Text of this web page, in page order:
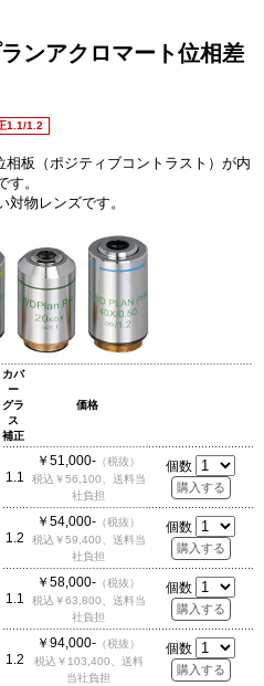
ンアクロマート位相差
1.1/1.2
板（ポジティブコントラスト）が内
。
物レンズです。
カバ
ー
グラ
ス
補正
価格
1.1
￥51,000- （税抜）
税込￥56,100、送料当
社負担
個数
1.2
￥54,000- （税抜）
税込￥59,400、送料当
社負担
個数
1.1
￥58,000- （税抜）
税込￥63,800、送料当
社負担
個数
1.2
￥94,000- （税抜）
税込￥103,400、送料
当社負担
個数